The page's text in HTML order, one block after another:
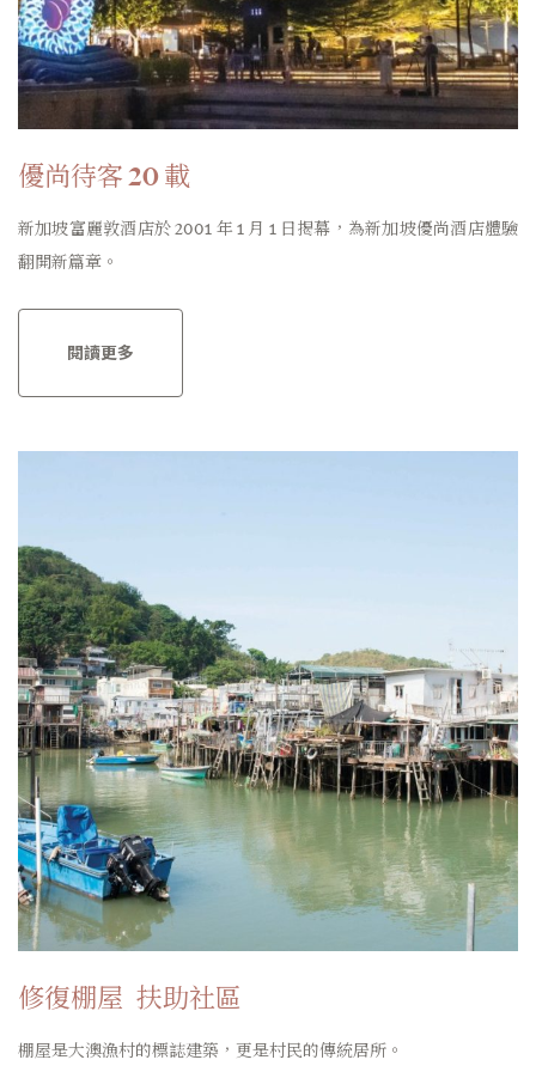
優尚待客 20 載
新加坡富麗敦酒店於 2001 年 1 月 1 日揭幕，為新加坡優尚酒店體驗
翻開新篇章。
閱讀更多
修復棚屋 扶助社區
棚屋是大澳漁村的標誌建築，更是村民的傳統居所。